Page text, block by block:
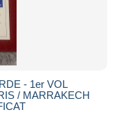
- 1er VOL
/ MARRAKECH